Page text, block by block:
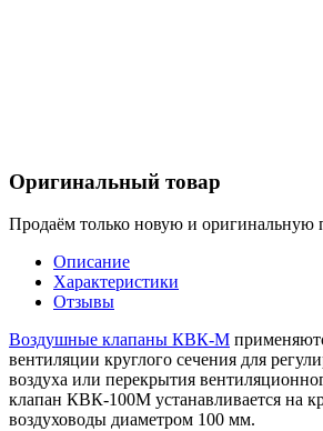
Оригинальный товар
Продаём только новую и оригинальную
Описание
Характеристики
Отзывы
Воздушные клапаны КВК-М
вентиляции круглого сечения для
воздуха или перекрытия
клапан КВК-100М устанавливается на
воздуховоды диаметром 100 мм.